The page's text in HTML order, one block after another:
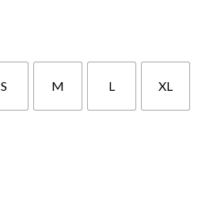
S M L XL